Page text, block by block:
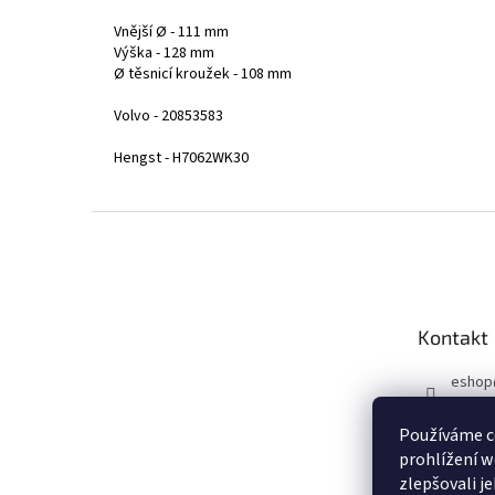
Používáme
prohlížení
zlepšovali
Vnější Ø - 111 mm
Výška - 128 mm
Ø těsnicí kroužek - 108 mm
Volvo - 20853583
Hengst - H7062WK30
Kontakt
eshop
u!